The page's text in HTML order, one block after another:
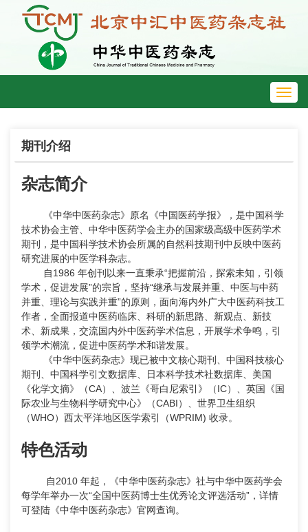
期刊介绍
杂志简介
《中华中医药杂志》原名《中国医药学报》，是中国科学
技术协会主管、中华中医药学会主办的国家级高级中医药学术
期刊，是中国科学技术协会所属的自然科技期刊中反映中医药
研究进展的中医学科杂志。
自1986 年创刊以来一直秉承“把握前沿，探索未知，引领
学术，促进发展”的宗旨，坚持“继承与发展并重、中医与中药
并重、理论与实践并重”的原则，面向海内外广大中医药科技工
作者，全面报道中医药临床、科研的新思路、新观点、新技
术、新成果，交流国内外中医药学术信息，开展学术争鸣，引
领学术潮流，促进中医药学术和谐发展。
《中华中医药杂志》现已被中文核心期刊、中国科技核心
期刊、中国科学引文数据库、日本科学技术社数据库、美国
《化学文摘》（CA）、波兰《哥白尼索引》（IC）、英国《国
际农业与生物科学研究中心》（CABI）、世界卫生组织
（WHO）西太平洋地区医学索引（WPRIM) 收录。
特色活动
自2010 年起，《中华中医药杂志》社与中华中医药学会
每学年举办一次“全国中医药博士生优秀论文评选活动”，详情
可登陆《中华中医药杂志》官网查询。